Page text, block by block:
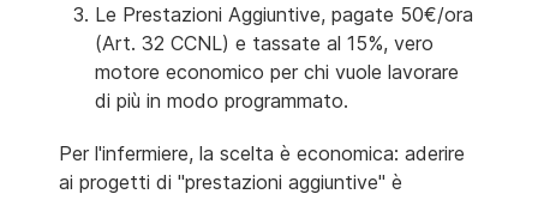
Le Prestazioni Aggiuntive, pagate 50€/ora
(Art. 32 CCNL) e tassate al 15%, vero
motore economico per chi vuole lavorare
di più in modo programmato.
Per l'infermiere, la scelta è economica: aderire
ai progetti di "prestazioni aggiuntive" è